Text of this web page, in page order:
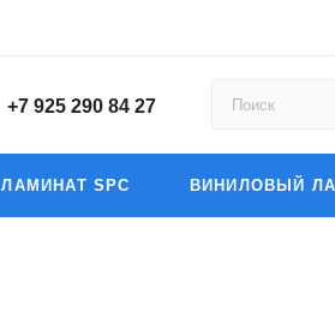
+7 925 290 84 27
ЛАМИНАТ SPC ВИНИЛОВЫЙ